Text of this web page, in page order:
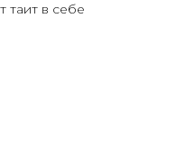
таит в себе